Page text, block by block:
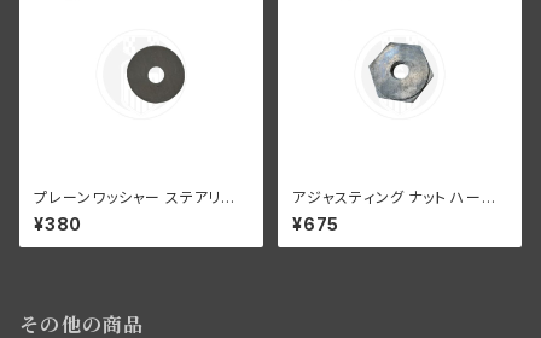
プレーンワッシャー ステアリン
グダンパー 上側 スモール ハー
レーダビッドソン 全スプリンガ
ーモデル
¥380
アジャスティング ナット ハーレ
ーダビッドソン 全スプリンガー
モデル 白メッキ
¥675
その他の商品